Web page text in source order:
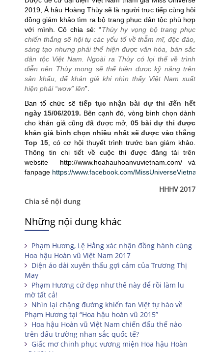
2019, Á hậu Hoàng Thùy sẽ là người trực tiếp cùng hội
đồng giám khảo tìm ra bộ trang phục dân tộc phù hợp
với mình. Cô chia sẻ: “Thùy hy vọng bộ trang phục
chiến thắng sẽ hội tụ các yếu tố về thẫm mĩ, độc đáo,
sáng tạo nhưng phải thể hiện được văn hóa, bản sắc
dân tộc Việt Nam. Ngoài ra Thùy có lợi thế về trình
diễn nên Thùy mong sẽ thể hiện được kỹ năng trên
sân khấu, để khán giả khi nhìn thấy Việt Nam xuất
hiện phải “wow” lên”.
Ban tổ chức sẽ tiếp tục nhận bài dự thi đến hết
ngày 15/06/2019. Bên cạnh đó, vòng bình chọn dành
cho khán giả cũng đã được mở, 05 bài dự thi được
khán giả bình chọn nhiều nhất sẽ được vào thẳng
Top 15 , có cơ hội thuyết trình trước ban giám khảo.
Thông tin chi tiết về cuộc thi được đăng tải trên
website http://www.hoahauhoanvuvietnam.com/ và
fanpage https://www.facebook.com/MissUniverseVietnam/
HHHV 2017
Chia sẻ nội dung
Những nội dung khác
Phạm Hương, Lệ Hằng xác nhận đồng hành cùng
Hoa hậu Hoàn vũ Việt Nam 2017
Diện áo dài xuyên thấu gợi cảm của Trương Thị
May
Phạm Hương cứ đẹp như thế này để rồi làm lu
mờ tất cả!
Nhìn lại chặng đường khiến fan Việt tự hào về
Phạm Hương tại “Hoa hậu hoàn vũ 2015”
Hoa hậu Hoàn vũ Việt Nam chiến đấu thế nào
trên đấu trường nhan sắc quốc tế?
Giấc mơ chinh phục vương miện Hoa hậu Hoàn